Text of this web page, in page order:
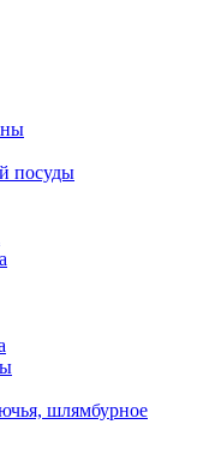
посуды
шлямбурное